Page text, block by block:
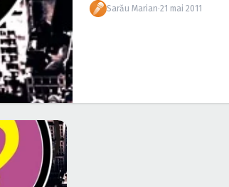
Sarău Marian·21 mai 2011